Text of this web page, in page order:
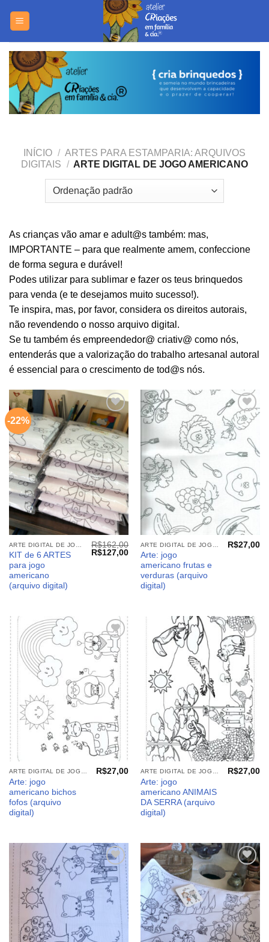
INÍCIO / ARTES PARA ESTAMPARIA: ARQUIVOS
DIGITAIS / ARTE DIGITAL DE JOGO AMERICANO
As crianças vão amar e adult@s também: mas,
IMPORTANTE – para que realmente amem, confeccione
de forma segura e durável!
Podes utilizar para sublimar e fazer os teus brinquedos
para venda (e te desejamos muito sucesso!).
Te inspira, mas, por favor, considera os direitos autorais,
não revendendo o nosso arquivo digital.
Se tu também és empreendedor@ criativ@ como nós,
entenderás que a valorização do trabalho artesanal autoral
é essencial para o crescimento de tod@s nós.
-22%
Adicionar
aos
meus
desejos
KIT de 6 ARTES
para jogo
americano
(arquivo digital)
R$162,00
O
R$127,00O
preço
atual
R$127,00.
Adicionar
aos
meus
desejos
Arte: jogo
americano frutas e
verduras (arquivo
digital)
R$27,00
Adicionar
aos
meus
desejos
Arte: jogo
americano bichos
fofos (arquivo
digital)
R$27,00
Adicionar
aos
meus
desejos
Arte: jogo
americano ANIMAIS
DA SERRA (arquivo
digital)
R$27,00
Adicionar
aos
meus
desejos
Adicionar
aos
meus
desejos